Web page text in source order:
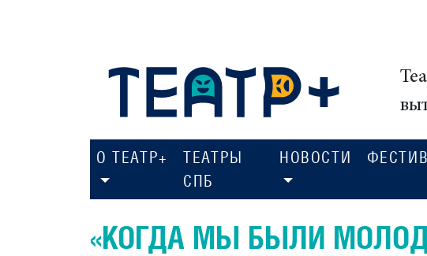
О ТЕАТР+
ТЕАТРЫ
СПБ
НОВОСТИ
«КОГДА МЫ БЫЛИ